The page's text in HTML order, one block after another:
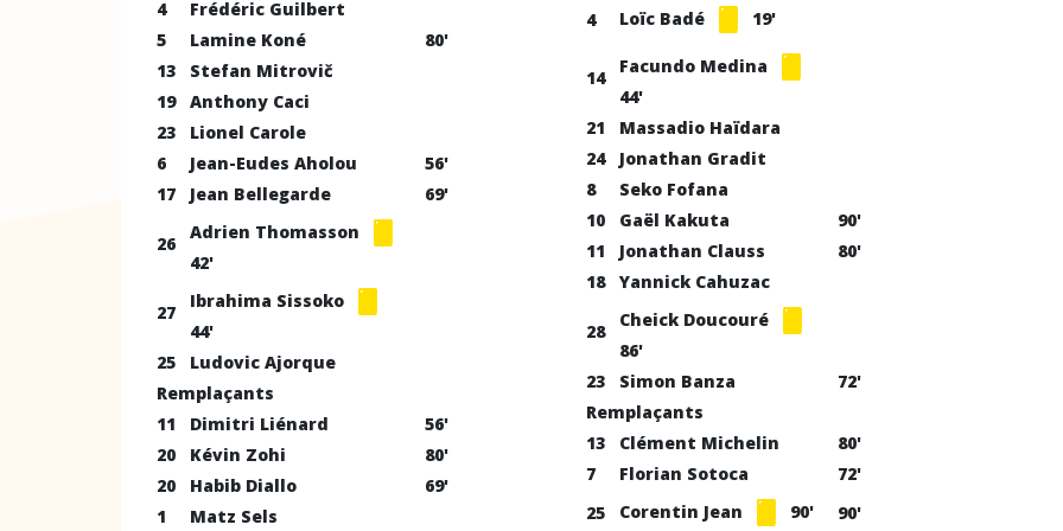
4
Frédéric Guilbert
5
Lamine Koné
80'
13
Stefan Mitrovič
19
Anthony Caci
23
Lionel Carole
6
Jean-Eudes Aholou
56'
17
Jean Bellegarde 69'
26
Adrien Thomasson
42'
27
Ibrahima Sissoko
44'
25
Ludovic Ajorque
Remplaçants
11
Dimitri Liénard
56'
20
Kévin Zohi
80'
20
Habib Diallo
69'
1
Matz Sels
4 Loïc Badé 19'
14
Facundo Medina
44'
21
Massadio Haïdara
24
Jonathan Gradit
8
Seko Fofana
10
Gaël Kakuta
90'
11
Jonathan Clauss
80'
18
Yannick Cahuzac
28
Cheick Doucouré
86'
23
Simon Banza
72'
Remplaçants
13
Clément Michelin
80'
7
Florian Sotoca
72'
25
Corentin Jean 90' 90'